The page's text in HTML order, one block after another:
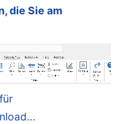
die Sie am